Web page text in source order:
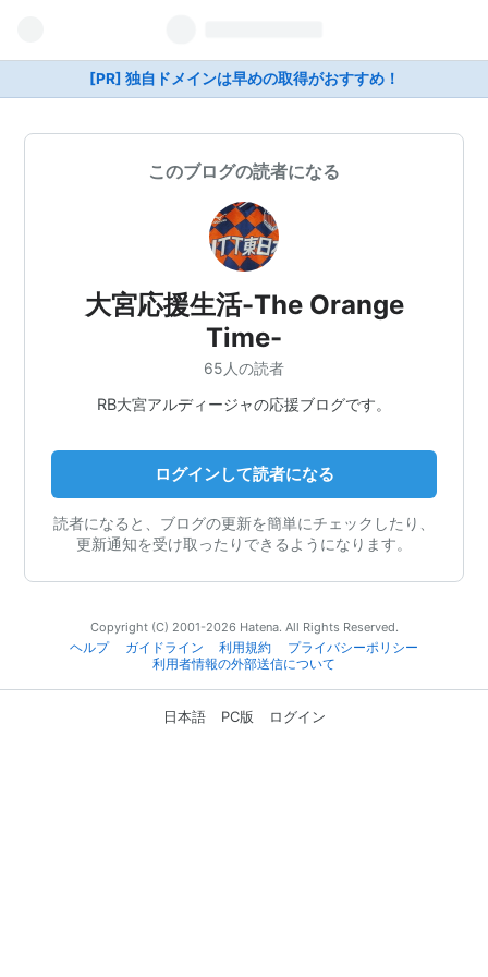
[PR] 独自ドメインは早めの取得がおすすめ！
このブログの読者になる
大宮応援生活-The Orange
Time-
65人の読者
RB大宮アルディージャの応援ブログです。
ログインして読者になる
読者になると、ブログの更新を簡単にチェックしたり、
更新通知を受け取ったりできるようになります。
Copyright (C) 2001-2026 Hatena. All Rights Reserved.
ヘルプ
ガイドライン 利用規約
プライバシーポリシー
利用者情報の外部送信について
日本語 PC版 ログイン